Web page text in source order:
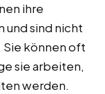
ihre
sind nicht
können oft
sie arbeiten,
werden.